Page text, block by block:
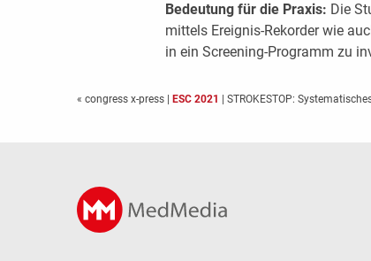
Bedeutung für die Praxis: Die
mittels Ereignis-Rekorder wie
in ein Screening-Programm zu
« congress x-press ESC 2021 | STROKESTOP: